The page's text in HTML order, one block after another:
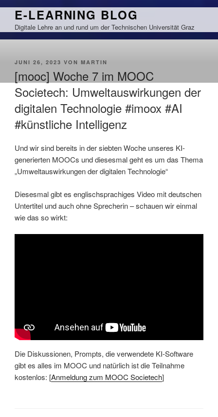
Zum
springen
E-LEARNING BLOG
Digitale Lehre an und rund um der Technischen Universität Graz
VERÖFFENTLICHT
JUNI 26, 2023 VON MARTIN
[mooc] Woche 7 im MOOC
Societech: Umweltauswirkungen der
digitalen Technologie #imoox #AI
#künstliche Intelligenz
Und wir sind bereits in der siebten Woche unseres KI-
generierten MOOCs und diesesmal geht es um das Thema
„Umweltauswirkungen der digitalen Technologie“
Diesesmal gibt es englischsprachiges Video mit deutschen
Untertitel und auch ohne Sprecherin – schauen wir einmal
wie das so wirkt:
Die Diskussionen, Prompts, die verwendete KI-Software
gibt es alles im MOOC und natürlich ist die Teilnahme
kostenlos: [Anmeldung zum MOOC Societech]